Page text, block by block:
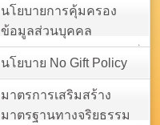
นโยบายการคุ้มครอง
ข้อมูลส่วนบุคคล
นโยบาย No Gift Policy
มาตรการเสริมสร้าง
มาตรฐานทางจริยธรรม